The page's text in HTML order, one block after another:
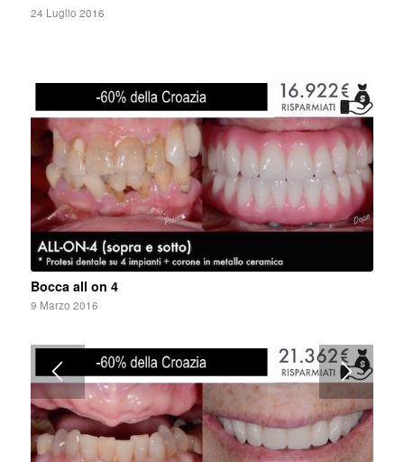
24 Luglio 2016
Bocca all on 4
9 Marzo 2016